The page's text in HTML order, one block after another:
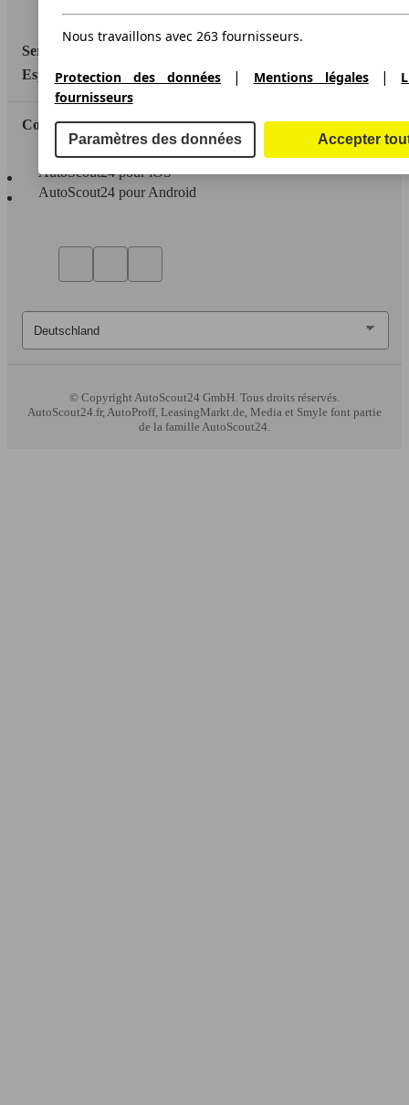
Service
Espace Pro
Contact
AutoScout24 pour iOS
AutoScout24 pour Android
© CopyrightAutoScout24 GmbH. Tous droits réservés.
AutoScout24.fr, AutoProff, LeasingMarkt.de, Media et Smyle font partie
de la famille AutoScout24.
Nous travaillons avec 263 fournisseurs.
Protection des données | Mentions légales|
fournisseurs
Paramètres des données Accepter